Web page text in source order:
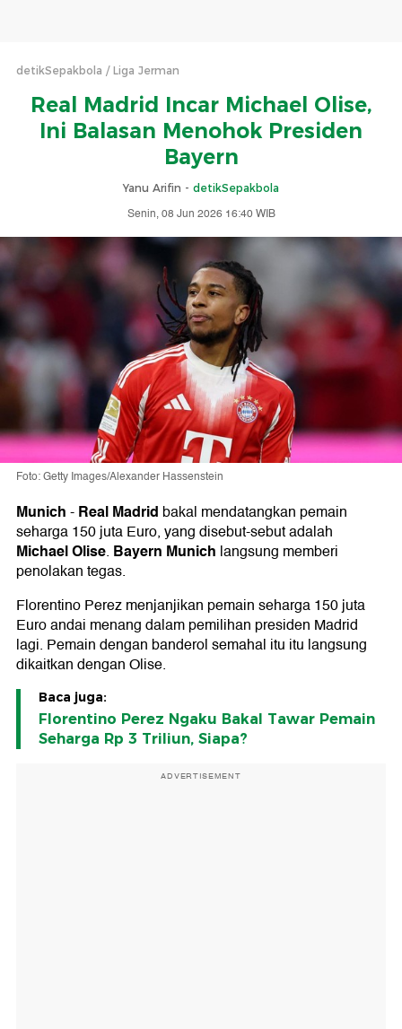
detikSepakbola Liga Jerman
Real Madrid Incar Michael Olise,
Ini Balasan Menohok Presiden
Bayern
Yanu Arifin - detikSepakbola
Senin, 08 Jun 2026 16:40 WIB
Foto: Getty Images/Alexander Hassenstein
Munich-Real Madrid bakal mendatangkan pemain
seharga 150 juta Euro, yang disebut-sebut adalah
Michael Olise. Bayern Munich langsung memberi
penolakan tegas.
Florentino Perez menjanjikan pemain seharga 150 juta
Euro andai menang dalam pemilihan presiden Madrid
lagi. Pemain dengan banderol semahal itu itu langsung
dikaitkan dengan Olise.
Baca juga:
Florentino Perez Ngaku Bakal Tawar Pemain
Seharga Rp 3 Triliun, Siapa?
ADVERTISEMENT